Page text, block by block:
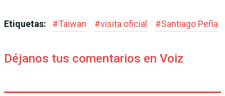
Etiquetas: #Taiwan #visita oficial #Santiago Peña
Déjanos tus comentarios en Voiz